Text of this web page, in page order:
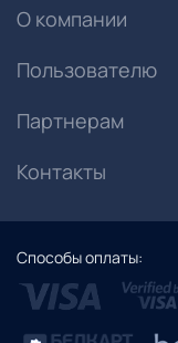
О компании
Пользователю
Партнерам
Контакты
Способы оплаты: